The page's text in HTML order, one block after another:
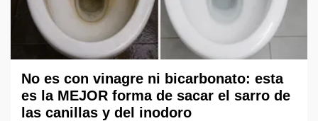
No es con vinagre ni bicarbonato: esta
es la MEJOR forma de sacar el sarro de
las canillas y del inodoro